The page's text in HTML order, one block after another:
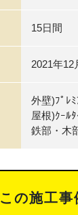
15日間
2021年12
外壁)ﾌﾟﾚ
屋根)ｸｰﾙ
鉄部・木
この施工